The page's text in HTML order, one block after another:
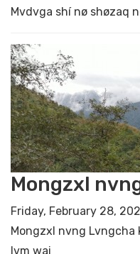
Mvdvga shí nø shøzaq
Mongzxl
Friday, February 28,
Mongzxl nvng Lvngcha
lvm wai